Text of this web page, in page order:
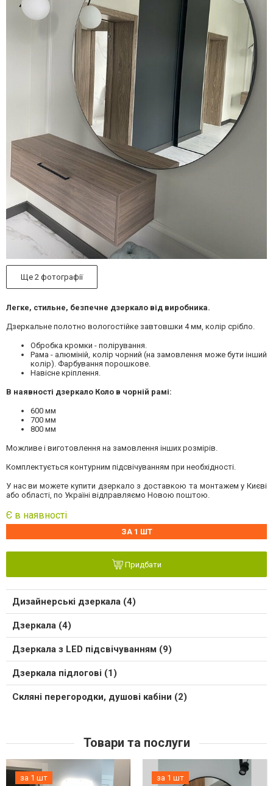
Ще 2 фотографії
Легке, стильне, безпечне дзеркало від виробника.
Дзеркальне полотно вологостійке завтовшки 4 мм, колір срібло.
Обробка кромки - полірування.
Рама - алюміній, колір чорний (на замовлення може бути інший
колір). Фарбування порошкове.
Навісне кріплення.
В наявності дзеркало Коло в чорній рамі:
600 мм
700 мм
800 мм
Можливе і виготовлення на замовлення інших розмірів.
Комплектується контурним підсвічуванням при необхідності.
У нас ви можете купити дзеркало з доставкою та монтажем у Києві
або області, по Україні відправляємо Новою поштою.
Є в наявності
ЗА 1 ШТ
Придбати
Дизайнерські дзеркала (4)
Дзеркала (4)
Дзеркала з LED підсвічуванням (9)
Дзеркала підлогові (1)
Скляні перегородки, душові кабіни (2)
Товари та послуги
за 1 шт за 1 шт